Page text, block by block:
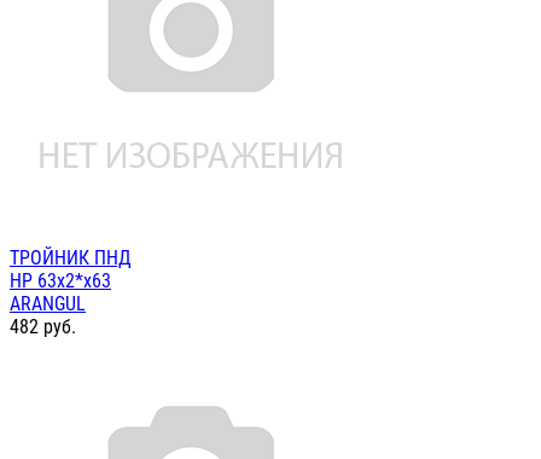
ТРОЙНИК ПНД
НР 63х2*х63
ARANGUL
482 руб.